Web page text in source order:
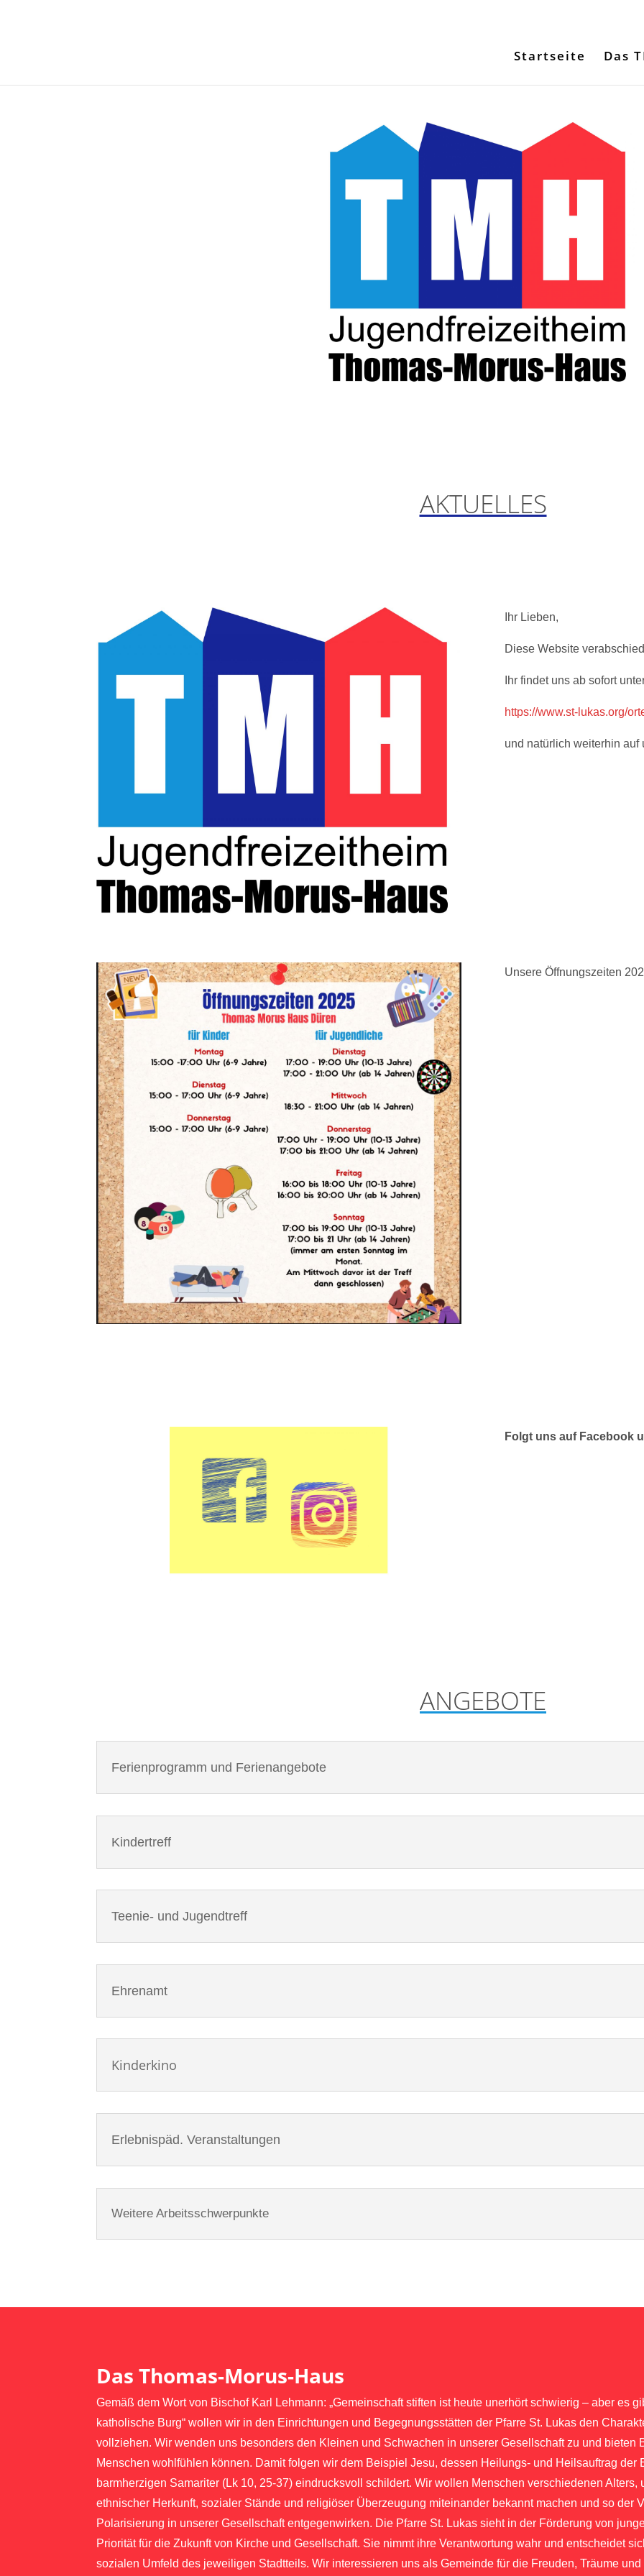
Startseite Das
AKTUELLES
Ihr Lieben,
Diese Website
Ihr findet uns ab sofort
https://www.st-lukas.org/
und natürlich weiterhin
Unsere Öffnungszeiten
Folgt uns auf Facebook
ANGEBOTE
Ferienprogramm und Ferienangebote
Kindertreff
Teenie- und Jugendtreff
Ehrenamt
Kinderkino
Erlebnispäd. Veranstaltungen
Weitere Arbeitsschwerpunkte
Das Thomas-Morus-Haus
Gemäß dem Wort von Bischof Karl Lehmann: „Gemeinschaft stiften ist heute unerhört schwierig – aber es
katholische Burg“ wollen wir in den Einrichtungen und Begegnungsstätten der Pfarre St. Lukas den
vollziehen. Wir wenden uns besonders den Kleinen und Schwachen in unserer Gesellschaft zu und bieten
Menschen wohlfühlen können. Damit folgen wir dem Beispiel Jesu, dessen Heilungs- und Heilsauftrag der
barmherzigen Samariter (Lk 10, 25-37) eindrucksvoll schildert. Wir wollen Menschen verschiedenen
ethnischer Herkunft, sozialer Stände und religiöser Überzeugung miteinander bekannt machen und so der
Polarisierung in unserer Gesellschaft entgegenwirken. Die Pfarre St. Lukas sieht in der Förderung von
Priorität für die Zukunft von Kirche und Gesellschaft. Sie nimmt ihre Verantwortung wahr und entscheidet
sozialen Umfeld des jeweiligen Stadtteils. Wir interessieren uns als Gemeinde für die Freuden, Träume